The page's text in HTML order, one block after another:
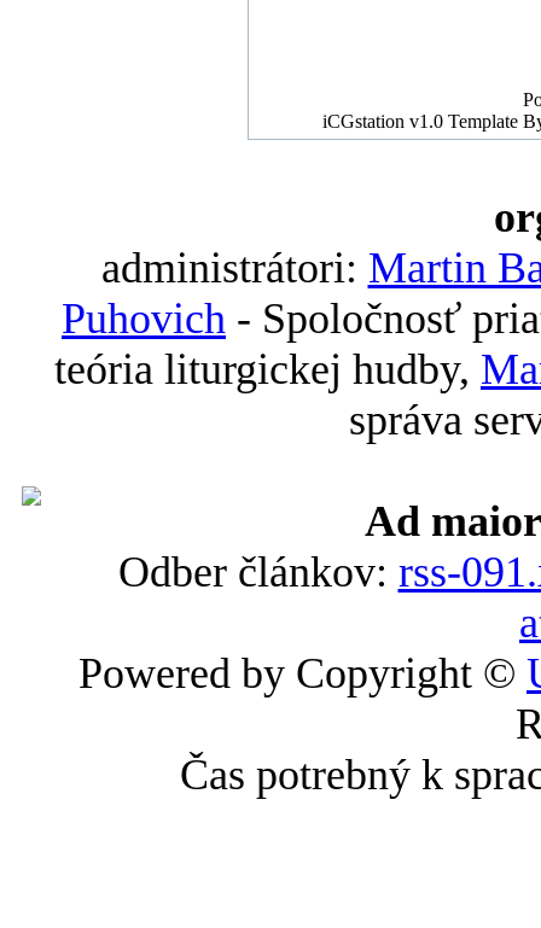
iCGstation v1.0 Template
administrátori: Martin
Puhovich - Spoločnosť
teória liturgickej hudby,
správa
Ad
Odber článkov: rss-
Powered by Copyright ©
Čas potrebný k